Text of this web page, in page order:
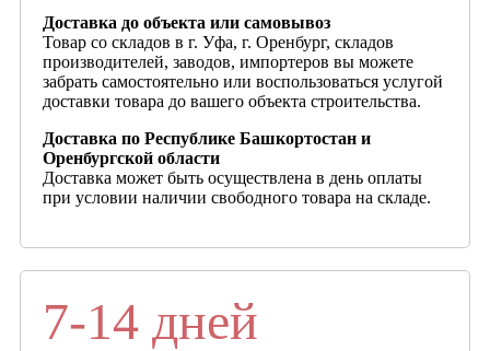
Доставка до объекта или самовывоз
Товар со складов в г. Уфа, г. Оренбург, складов
производителей, заводов, импортеров вы можете
забрать самостоятельно или воспользоваться услугой
доставки товара до вашего объекта строительства.
Доставка по Республике Башкортостан и
Оренбургской области
Доставка может быть осуществлена в день оплаты
при условии наличии свободного товара на складе.
7-14 дней